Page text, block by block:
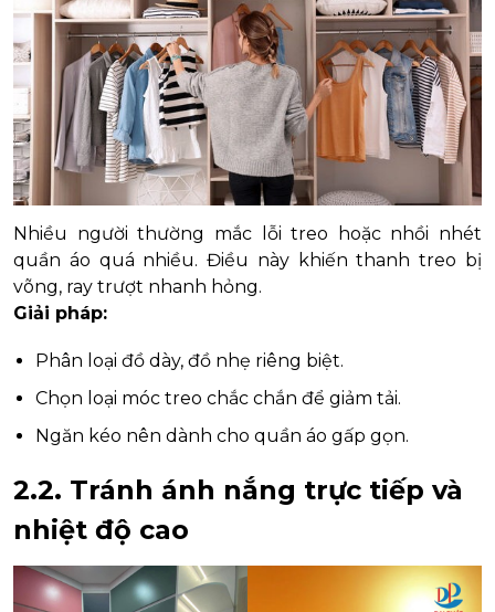
Nhiều người thường mắc lỗi treo hoặc nhồi nhét
quần áo quá nhiều. Điều này khiến thanh treo bị
võng, ray trượt nhanh hỏng.
Giải pháp:
Phân loại đồ dày, đồ nhẹ riêng biệt.
Chọn loại móc treo chắc chắn để giảm tải.
Ngăn kéo nên dành cho quần áo gấp gọn.
2.2. Tránh ánh nắng trực tiếp và
nhiệt độ cao